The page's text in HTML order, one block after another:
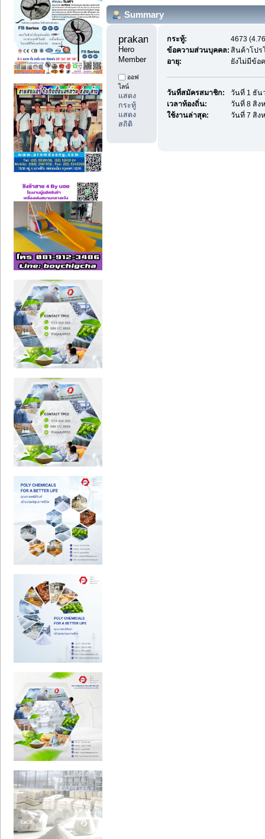
Summary
Hero
Member
ออฟ
ไลน์
แสดง
กระทู้
แสดง
สถิติ
กระทู้:
4673
ข้อความส่วนบุคคล: สินค้าโปร
อายุ:
ยังไม่มีข้อ
วันที่สมัครสมาชิก:
วันที่ 1 ธัน
เวลาท้องถิ่น:
วันที่ 8 สิง
ใช้งานล่าสุด:
วันที่ 7 สิง